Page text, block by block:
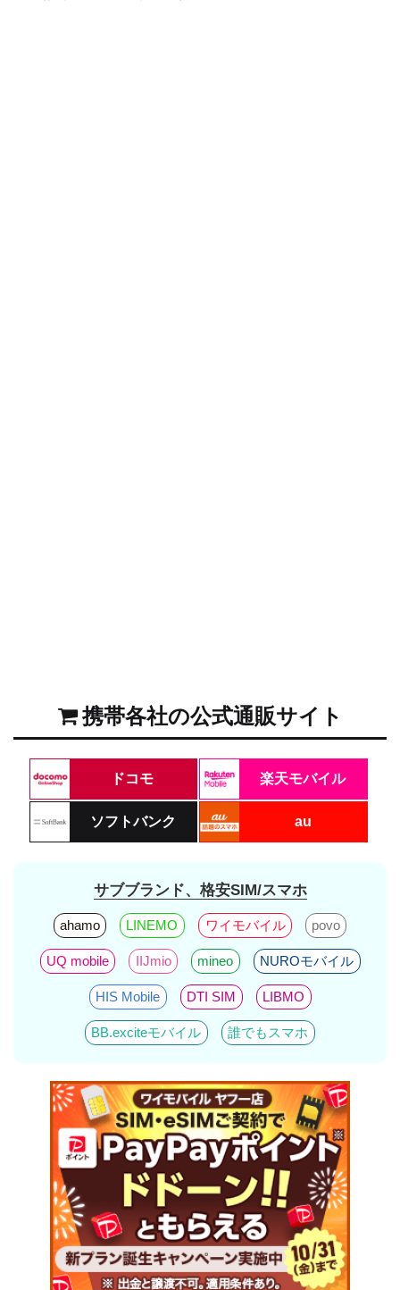
携帯各社の公式通販サイト
ドコモ 楽天モバイル
ソフトバンク au
サブブランド、格安SIM/スマホ
ahamo LINEMO ワイモバイル povo
UQ mobile IIJmio mineo NUROモバイル
HIS Mobile DTI SIM LIBMO
BB.exciteモバイル 誰でもスマホ